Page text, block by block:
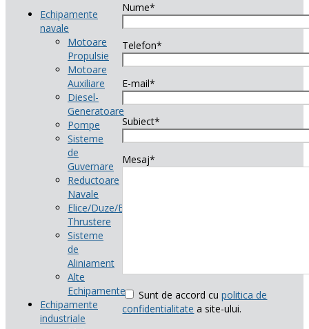
Nume*
Telefon*
E-mail*
Subiect*
Mesaj*
Sunt de accord cupolitica de
confidentialitate a site-ului.
Echipamente
navale
Motoare
Propulsie
Motoare
Auxiliare
Diesel-
Generatoare
Pompe
Sisteme
de
Guvernare
Reductoare
Navale
Elice/Duze/Bow-
Thrustere
Sisteme
de
Aliniament
Alte
Echipamente
Echipamente
industriale